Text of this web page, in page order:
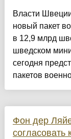
Власти
новый пакет
в 12,9 млрд
шведском
сегодня
пакетов
Фон дер
согласовать